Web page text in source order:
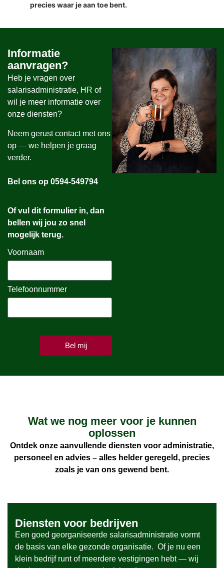
precies waar je aan toe bent.
Informatie
aanvragen?
Heb je vragen over
salarisadministratie, HR of
wil je meer informatie over
onze diensten?
Neem gerust contact met ons
op — we helpen je graag
verder.
Bel ons op 0594-549794
Of vul dit formulier in, dan
bellen wij jou zo snel
mogelijk terug.
Voornaam
Telefoonnummer
Bel mij
Wat we nog meer voor je kunnen
oplossen
Ontdek onze aanvullende diensten voor administratie,
personeel en advies – alles helder geregeld, precies
zoals je van ons gewend bent.
Diensten voor bedrijven
Een goed georganiseerde salarisadministratie vormt
de basis van elke gezonde organisatie. Of je nu een
klein bedrijf runt of meerdere vestigingen hebt — wij